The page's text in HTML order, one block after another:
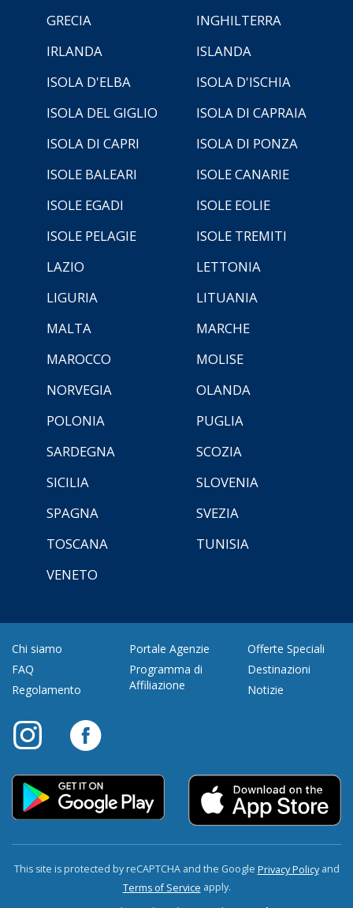
GRECIA
INGHILTERRA
IRLANDA
ISLANDA
ISOLA D'ELBA
ISOLA D'ISCHIA
ISOLA DEL GIGLIO
ISOLA DI CAPRAIA
ISOLA DI CAPRI
ISOLA DI PONZA
ISOLE BALEARI
ISOLE CANARIE
ISOLE EGADI
ISOLE EOLIE
ISOLE PELAGIE
ISOLE TREMITI
LAZIO
LETTONIA
LIGURIA
LITUANIA
MALTA
MARCHE
MAROCCO
MOLISE
NORVEGIA
OLANDA
POLONIA
PUGLIA
SARDEGNA
SCOZIA
SICILIA
SLOVENIA
SPAGNA
SVEZIA
TOSCANA
TUNISIA
VENETO
Chi siamo
FAQ
Regolamento
Portale Agenzie
Programma di
Affiliazione
Offerte Speciali
Destinazioni
Notizie
This site is protected by reCAPTCHA and the Google Privacy Policyand
Terms of Service apply.